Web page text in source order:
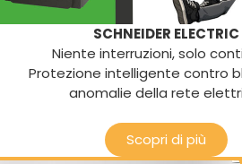
SCHNEIDER ELECTRIC
Niente interruzioni, solo
Protezione intelligente contro
anomalie della rete
Scopri di più